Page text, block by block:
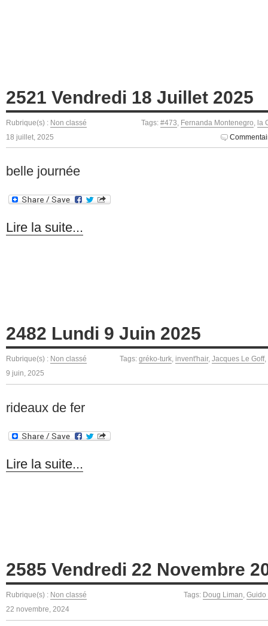
2521 Vendredi 18 Juillet 2025
Rubrique(s) : Non classé Tags: #473 Fernanda Montenegro la
18 juillet, 2025
belle journée
Lire la suite...
2482 Lundi 9 Juin 2025
Rubrique(s) : Non classé Tags: gréko-turk invent'hair, Jacques Le Goff,
9 juin, 2025
rideaux de fer
Lire la suite...
2585 Vendredi 22 Novembre
Rubrique(s) : Non classé Tags: Doug Liman, Guido
22 novembre, 2024